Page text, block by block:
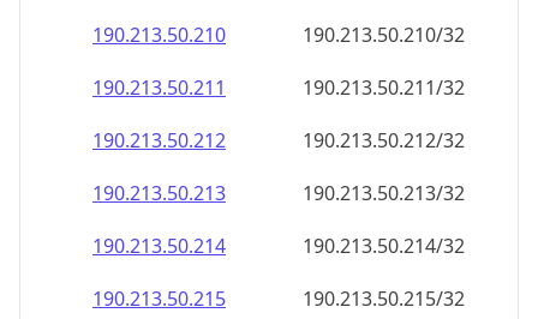
190.213.50.210
190.213.50.210/32
190.213.50.211
190.213.50.211/32
190.213.50.212
190.213.50.212/32
190.213.50.213
190.213.50.213/32
190.213.50.214
190.213.50.214/32
190.213.50.215
190.213.50.215/32